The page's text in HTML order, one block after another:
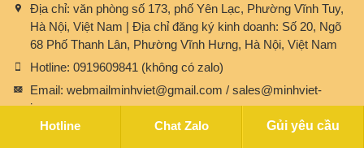
Địa chỉ: văn phòng số 173, phố Yên Lạc, Phường Vĩnh Tuy,
Hà Nội, Việt Nam | Địa chỉ đăng ký kinh doanh: Số 20, Ngõ
68 Phố Thanh Lân, Phường Vĩnh Hưng, Hà Nội, Việt Nam
Hotline: 0919609841 (không có zalo)
Email: webmailminhviet@gmail.com / sales@minhviet-
jsc.com
Hotline Chat Zalo Gủi yêu cầu